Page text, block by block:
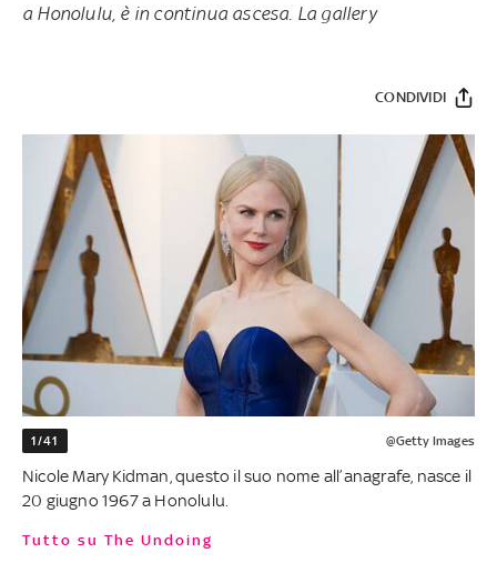
a Honolulu, è in continua ascesa. La gallery
CONDIVIDI
1/41 @Getty Images
Nicole Mary Kidman, questo il suo nome all’anagrafe, nasce il
20 giugno 1967 a Honolulu.
Tutto su The Undoing